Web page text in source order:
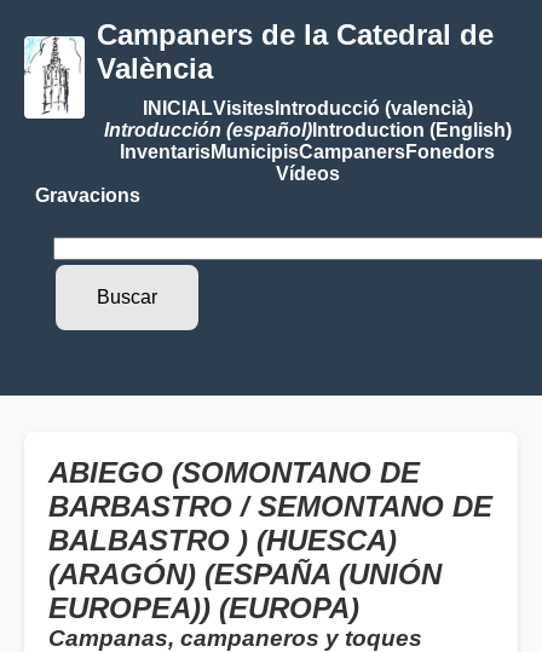
Campaners de la Catedral de
València
INICIALVisitesIntroducció (valencià)
Introducción (español)Introduction (English)
InventarisMunicipisCampanersFonedors
Vídeos
Gravacions
ABIEGO (SOMONTANO DE
BARBASTRO / SEMONTANO DE
BALBASTRO ) (HUESCA)
(ARAGÓN) (ESPAÑA (UNIÓN
EUROPEA)) (EUROPA)
Campanas, campaneros y toques